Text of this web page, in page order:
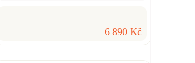
6 890 Kč